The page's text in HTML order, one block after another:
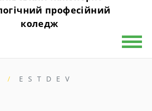
професійний
коледж
ESTDEV